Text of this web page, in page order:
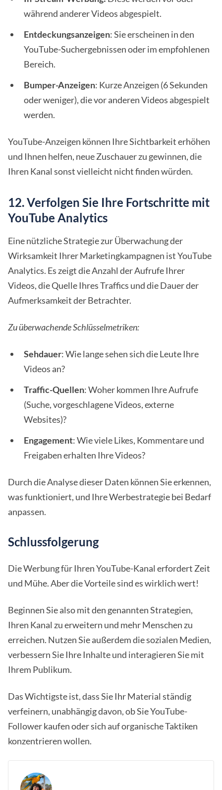
während anderer Videos abgespielt.
Entdeckungsanzeigen: Sie erscheinen in den
YouTube-Suchergebnissen oder im empfohlenen
Bereich.
Bumper-Anzeigen: Kurze Anzeigen (6 Sekunden
oder weniger), die vor anderen Videos abgespielt
werden.
YouTube-Anzeigen können Ihre Sichtbarkeit erhöhen
und Ihnen helfen, neue Zuschauer zu gewinnen, die
Ihren Kanal sonst vielleicht nicht finden würden.
12. Verfolgen Sie Ihre Fortschritte mit
YouTube Analytics
Eine nützliche Strategie zur Überwachung der
Wirksamkeit Ihrer Marketingkampagnen ist YouTube
Analytics. Es zeigt die Anzahl der Aufrufe Ihrer
Videos, die Quelle Ihres Traffics und die Dauer der
Aufmerksamkeit der Betrachter.
Zu überwachende Schlüsselmetriken:
Sehdauer: Wie lange sehen sich die Leute Ihre
Videos an?
Traffic-Quellen: Woher kommen Ihre Aufrufe
(Suche, vorgeschlagene Videos, externe
Websites)?
Engagement: Wie viele Likes, Kommentare und
Freigaben erhalten Ihre Videos?
Durch die Analyse dieser Daten können Sie erkennen,
was funktioniert, und Ihre Werbestrategie bei Bedarf
anpassen.
Schlussfolgerung
Die Werbung für Ihren YouTube-Kanal erfordert Zeit
und Mühe. Aber die Vorteile sind es wirklich wert!
Beginnen Sie also mit den genannten Strategien,
Ihren Kanal zu erweitern und mehr Menschen zu
erreichen. Nutzen Sie außerdem die sozialen Medien,
verbessern Sie Ihre Inhalte und interagieren Sie mit
Ihrem Publikum.
Das Wichtigste ist, dass Sie Ihr Material ständig
verfeinern, unabhängig davon, ob Sie YouTube-
Follower kaufen oder sich auf organische Taktiken
konzentrieren wollen.